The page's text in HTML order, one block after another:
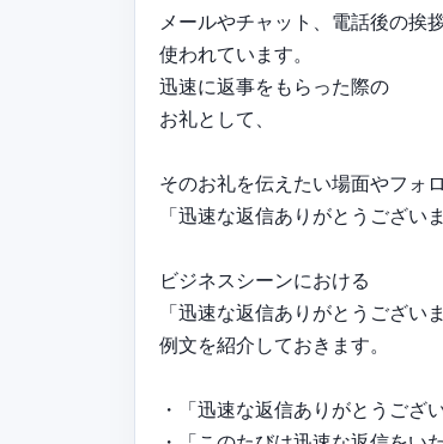
メールやチャット、電話後の挨
使われています。
迅速に返事をもらった際の
お礼として、
そのお礼を伝えたい場面やフォ
「迅速な返信ありがとうござい
ビジネスシーンにおける
「迅速な返信ありがとうござい
例文を紹介しておきます。
・「迅速な返信ありがとうござ